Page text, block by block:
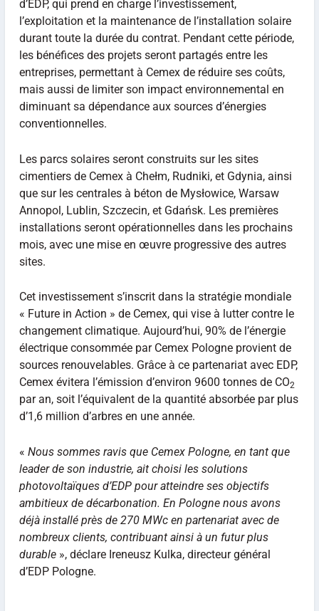
d’EDP, qui prend en charge l’investissement,
l’exploitation et la maintenance de l’installation solaire
durant toute la durée du contrat. Pendant cette période,
les bénéfices des projets seront partagés entre les
entreprises, permettant à Cemex de réduire ses coûts,
mais aussi de limiter son impact environnemental en
diminuant sa dépendance aux sources d’énergies
conventionnelles.
Les parcs solaires seront construits sur les sites
cimentiers de Cemex à Chełm, Rudniki, et Gdynia, ainsi
que sur les centrales à béton de Mysłowice, Warsaw
Annopol, Lublin, Szczecin, et Gdańsk. Les premières
installations seront opérationnelles dans les prochains
mois, avec une mise en œuvre progressive des autres
sites.
Cet investissement s’inscrit dans la stratégie mondiale
« Future in Action » de Cemex, qui vise à lutter contre le
changement climatique. Aujourd’hui, 90% de l’énergie
électrique consommée par Cemex Pologne provient de
sources renouvelables. Grâce à ce partenariat avec EDP,
Cemex évitera l’émission d’environ 9600 tonnes de CO2
par an, soit l’équivalent de la quantité absorbée par plus
d’1,6 million d’arbres en une année.
« Nous sommes ravis que Cemex Pologne, en tant que
leader de son industrie, ait choisi les solutions
photovoltaïques d’EDP pour atteindre ses objectifs
ambitieux de décarbonation. En Pologne nous avons
déjà installé près de 270 MWc en partenariat avec de
nombreux clients, contribuant ainsi à un futur plus
durable», déclare Ireneusz Kulka, directeur général
d’EDP Pologne.